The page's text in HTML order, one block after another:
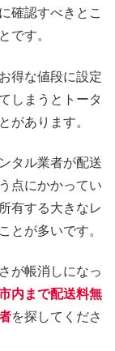
確認すべきとこ
です。
得な値段に設定
しまうとトータ
があります。
タル業者が配送
点にかかってい
有する大きなレ
とが多いです。
が帳消しになっ
内まで配送料無
を探してくださ